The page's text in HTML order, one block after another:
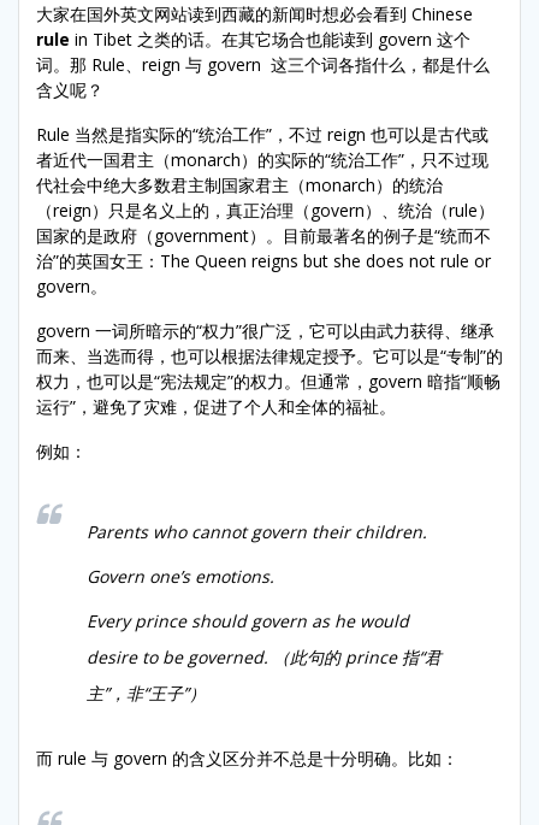
大家在国外英文网站读到西藏的新闻时想必会看到 Chinese
rule in Tibet 之类的话。在其它场合也能读到 govern 这个
词。那 Rule、reign 与 govern 这三个词各指什么，都是什么
含义呢？
Rule 当然是指实际的“统治工作”，不过 reign 也可以是古代或
者近代一国君主（monarch）的实际的“统治工作”，只不过现
代社会中绝大多数君主制国家君主（monarch）的统治
（reign）只是名义上的，真正治理（govern）、统治（rule）
国家的是政府（government）。目前最著名的例子是“统而不
治”的英国女王：The Queen reigns but she does not rule or
govern。
govern 一词所暗示的“权力”很广泛，它可以由武力获得、继承
而来、当选而得，也可以根据法律规定授予。它可以是“专制”的
权力，也可以是“宪法规定”的权力。但通常，govern 暗指“顺畅
运行”，避免了灾难，促进了个人和全体的福祉。
例如：
Parents who cannot govern their children.
Govern one’s emotions.
Every prince should govern as he would
desire to be governed. （此句的 prince 指“君
主”，非“王子”）
而 rule 与 govern 的含义区分并不总是十分明确。比如：